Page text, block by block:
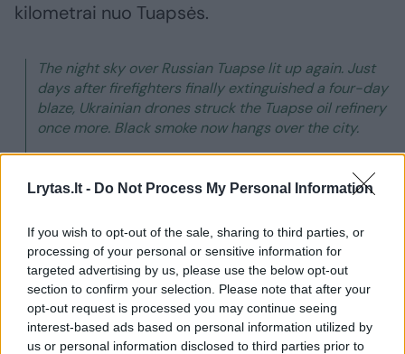
Lrytas.lt - Do Not Process My Personal Information
If you wish to opt-out of the sale, sharing to third parties, or
processing of your personal or sensitive information for
targeted advertising by us, please use the below opt-out
section to confirm your selection. Please note that after your
opt-out request is processed you may continue seeing
interest-based ads based on personal information utilized by
us or personal information disclosed to third parties prior to
kilometrai nuo Tuapsės.
The night sky over Russian Tuapse lit up again. Just
days after firefighters finally extinguished a four-day
blaze, Ukrainian drones struck the Tuapse oil refinery
once more. Black smoke now hangs over the city.
The plant has… pic.twitter.com/b67dYn62cY — Kyrylo
Shevchenko (@KShevchenkoReal) April 28, 2026
Nepriklausomas Rusijos leidinys
„Agentstvo.Novosti“, remdamasis ekologu,
pranešė, kad užterštumas, atrodo, yra žalios
naftos ir kitų naftos produktų mišinys.